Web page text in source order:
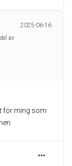
2025-06-16
av
för ming som